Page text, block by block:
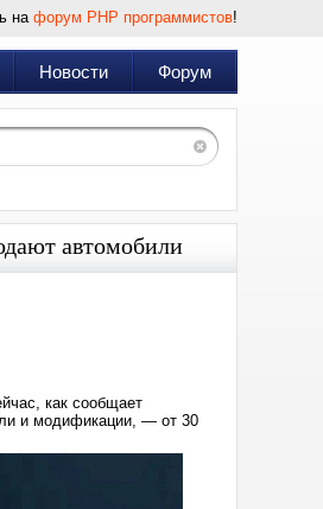
на форум PHP программистов!
Новости Форум
автомобили
как сообщает
и модификации, — от 30